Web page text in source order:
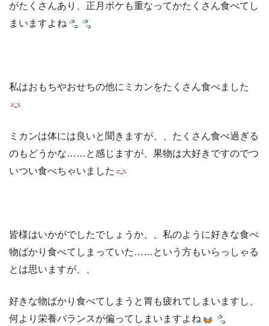
がたくさんあり、正月ボケも重なってかたくさん食べてし
まいますよね
私はおもちやおせちの他にミカンをたくさん食べました
ミカンは体には良いと聞きますが、、たくさん食べ過ぎる
のもどうかな……と感じますが、果物は大好きですのでつ
いつい食べちゃいました
皆様はいかがでしたでしょうか、、私のように好きな食べ
物ばかり食べてしまっていた……という方もいらっしゃる
とは思いますが、、
好きな物ばかり食べてしまうと胃も疲れてしまいますし、
何より栄養バランスが偏ってしまいますよね